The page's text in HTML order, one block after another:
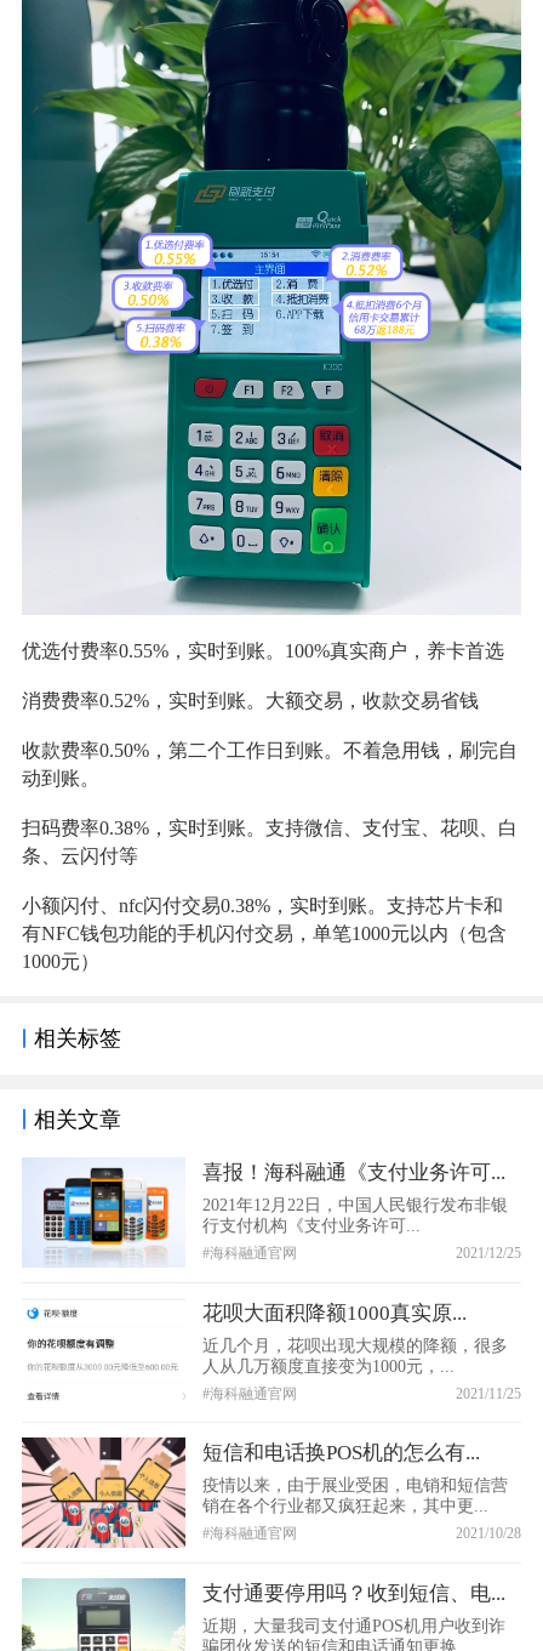
优选付费率0.55%，实时到账。100%真实商户，养卡首选
消费费率0.52%，实时到账。大额交易，收款交易省钱
收款费率0.50%，第二个工作日到账。不着急用钱，刷完自
动到账。
扫码费率0.38%，实时到账。支持微信、支付宝、花呗、白
条、云闪付等
小额闪付、nfc闪付交易0.38%，实时到账。支持芯片卡和
有NFC钱包功能的手机闪付交易，单笔1000元以内（包含
1000元）
相关标签
相关文章
喜报！海科融通《支付业务许可...
2021年12月22日，中国人民银行发布非银
行支付机构《支付业务许可...
#海科融通官网 2021/12/25
花呗大面积降额1000真实原...
近几个月，花呗出现大规模的降额，很多
人从几万额度直接变为1000元，...
#海科融通官网 2021/11/25
短信和电话换POS机的怎么有...
疫情以来，由于展业受困，电销和短信营
销在各个行业都又疯狂起来，其中更...
#海科融通官网 2021/10/28
支付通要停用吗？收到短信、电...
近期，大量我司支付通POS机用户收到诈
骗团伙发送的短信和电话通知更换...